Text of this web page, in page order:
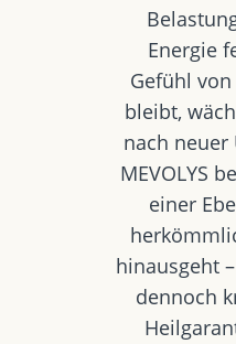
Energie
Gefühl
bleibt,
nach neuer
MEVOLYS
einer
hinausgeht
dennoch